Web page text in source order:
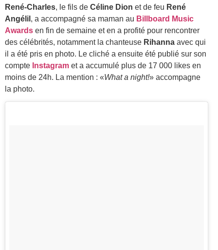
René-Charles, le fils de Céline Dion et de feu René
Angélil , a accompagné sa maman au Billboard Music
Awards en fin de semaine et en a profité pour rencontrer
des célébrités, notamment la chanteuse Rihanna avec qui
il a été pris en photo. Le cliché a ensuite été publié sur son
compte Instagram et a accumulé plus de 17 000 likes en
moins de 24h. La mention : «What a night!» accompagne
la photo.